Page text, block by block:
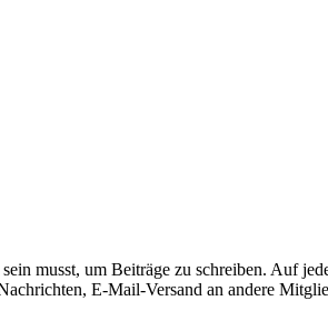
musst, um Beiträge zu schreiben. Auf
E-Mail-Versand an andere